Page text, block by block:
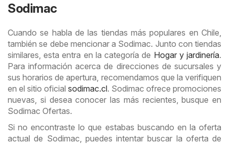
Sodimac
Cuando se habla de las tiendas más populares en Chile,
también se debe mencionar a Sodimac. Junto con tiendas
similares, esta entra en la categoría de Hogar y jardinería.
Para información acerca de direcciones de sucursales y
sus horarios de apertura, recomendamos que la verifiquen
en el sitio oficial sodimac.cl. Sodimac ofrece promociones
nuevas, si desea conocer las más recientes, busque en
Sodimac Ofertas.
Si no encontraste lo que estabas buscando en la oferta
actual de Sodimac, puedes intentar buscar la oferta de